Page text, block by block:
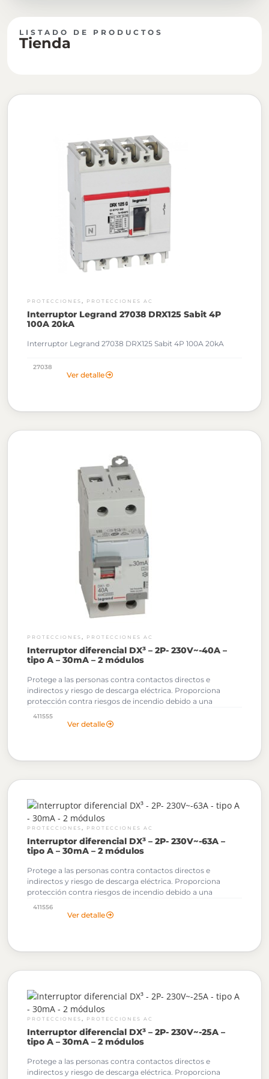
LISTADO DE PRODUCTOS
Tienda
PROTECCIONES PROTECCIONES AC
Interruptor Legrand 27038 DRX125 Sabit 4P
100A 20kA
Interruptor Legrand 27038 DRX125 Sabit 4P 100A 20kA
27038
Ver detalle
PROTECCIONES , PROTECCIONES AC
Interruptor diferencial DX³ – 2P- 230V~-40A –
tipo A – 30mA – 2 módulos
Protege a las personas contra contactos directos e
indirectos y riesgo de descarga eléctrica. Proporciona
protección contra riesgos de incendio debido a una
corriente persistente de defecto a tierra.
411555
Ver detalle
PROTECCIONES , PROTECCIONES AC
Interruptor diferencial DX³ – 2P- 230V~-63A –
tipo A – 30mA – 2 módulos
Protege a las personas contra contactos directos e
indirectos y riesgo de descarga eléctrica. Proporciona
protección contra riesgos de incendio debido a una
corriente persistente de defecto a tierra.
411556
Ver detalle
PROTECCIONES , PROTECCIONES AC
Interruptor diferencial DX³ – 2P- 230V~-25A –
tipo A – 30mA – 2 módulos
Protege a las personas contra contactos directos e
indirectos y riesgo de descarga eléctrica. Proporciona